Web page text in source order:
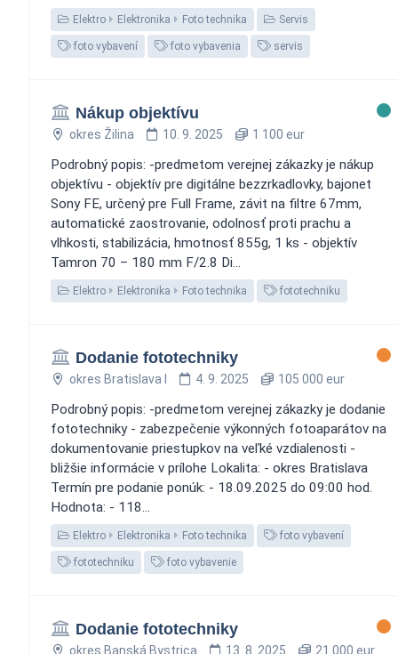
Elektro Elektronika Foto technika Servis
foto vybavení foto vybavenia servis
Nákup objektívu
okres Žilina 10. 9. 2025 1 100 eur
Podrobný popis: -predmetom verejnej zákazky je nákup
objektívu - objektív pre digitálne bezzrkadlovky, bajonet
Sony FE, určený pre Full Frame, závit na filtre 67mm,
automatické zaostrovanie, odolnosť proti prachu a
vlhkosti, stabilizácia, hmotnosť 855g, 1 ks - objektív
Tamron 70 – 180 mm F/2.8 Di...
Elektro Elektronika Foto technika fototechniku
Dodanie fototechniky
okres Bratislava I 4. 9. 2025 105 000 eur
Podrobný popis: -predmetom verejnej zákazky je dodanie
fototechniky - zabezpečenie výkonných fotoaparátov na
dokumentovanie priestupkov na veľké vzdialenosti -
bližšie informácie v prílohe Lokalita: - okres Bratislava
Termín pre podanie ponúk: - 18.09.2025 do 09:00 hod.
Hodnota: - 118...
Elektro Elektronika Foto technika foto vybavení
fototechniku foto vybavenie
Dodanie fototechniky
okres Banská Bystrica 13. 8. 2025 21 000 eur